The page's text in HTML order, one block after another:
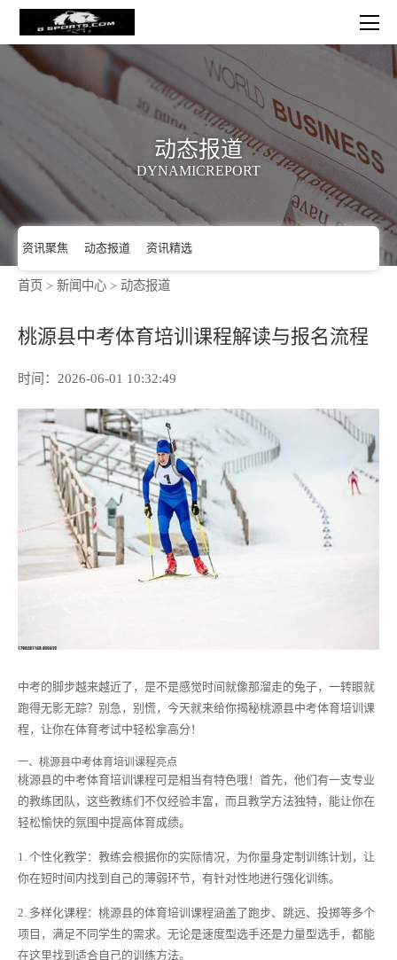
动态报道
DYNAMICREPORT
资讯聚焦 动态报道 资讯精选
桃源县中考体育培训课程解读与报名流程
时间：2026-06-01 10:32:49
中考的脚步越来越近了，是不是感觉时间就像那溜走的兔子，一转眼就
跑得无影无踪？别急，别慌，今天就来给你揭秘桃源县中考体育培训课
程，让你在体育考试中轻松拿高分！
一、桃源县中考体育培训课程亮点
桃源县的中考体育培训课程可是相当有特色哦！首先，他们有一支专业
的教练团队，这些教练们不仅经验丰富，而且教学方法独特，能让你在
轻松愉快的氛围中提高体育成绩。
1. 个性化教学：教练会根据你的实际情况，为你量身定制训练计划，让
你在短时间内找到自己的薄弱环节，有针对性地进行强化训练。
2. 多样化课程：桃源县的体育培训课程涵盖了跑步、跳远、投掷等多个
项目，满足不同学生的需求。无论是速度型选手还是力量型选手，都能
在这里找到适合自己的训练方法。